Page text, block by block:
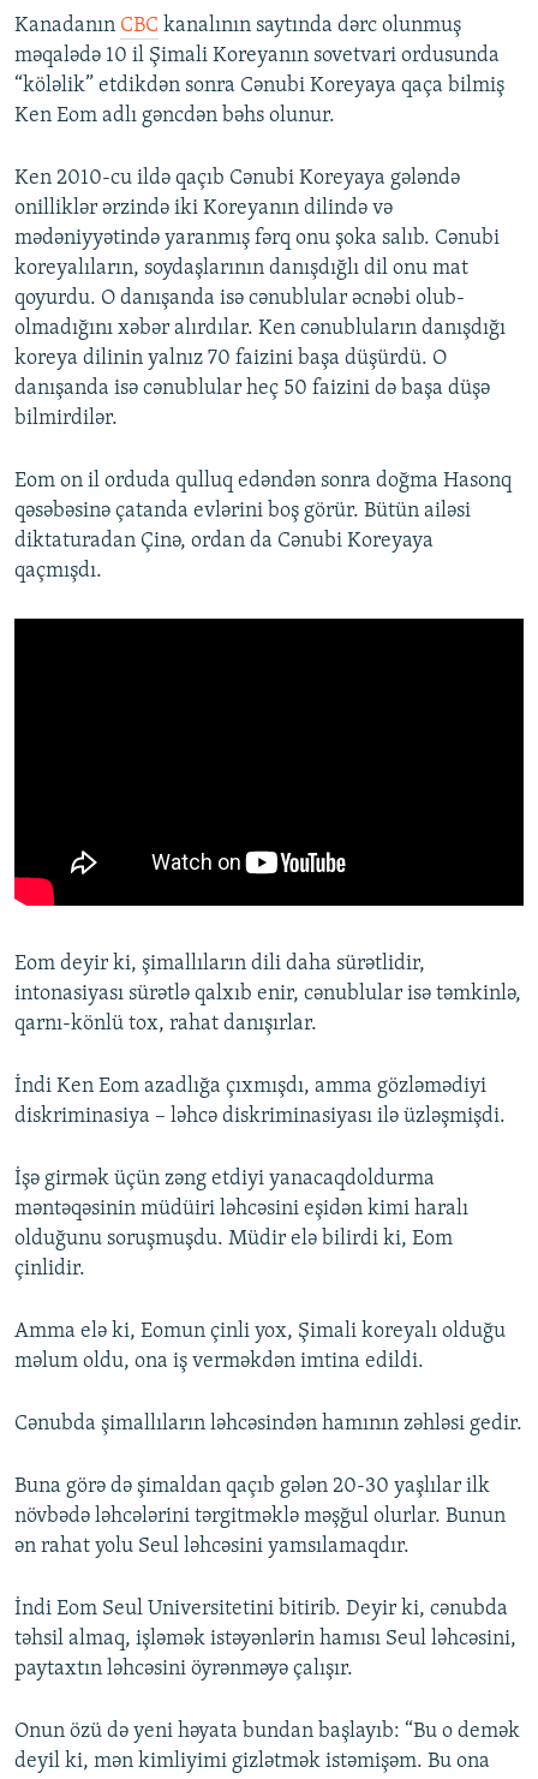
Kanadanın CBC kanalının saytında dərc olunmuş
məqalədə 10 il Şimali Koreyanın sovetvari ordusunda
“köləlik” etdikdən sonra Cənubi Koreyaya qaça bilmiş
Ken Eom adlı gəncdən bəhs olunur.
Ken 2010-cu ildə qaçıb Cənubi Koreyaya gələndə
onilliklər ərzində iki Koreyanın dilində və
mədəniyyətində yaranmış fərq onu şoka salıb. Cənubi
koreyalıların, soydaşlarının danışdığlı dil onu mat
qoyurdu. O danışanda isə cənublular əcnəbi olub-
olmadığını xəbər alırdılar. Ken cənubluların danışdığı
koreya dilinin yalnız 70 faizini başa düşürdü. O
danışanda isə cənublular heç 50 faizini də başa düşə
bilmirdilər.
Eom on il orduda qulluq edəndən sonra doğma Hasonq
qəsəbəsinə çatanda evlərini boş görür. Bütün ailəsi
diktaturadan Çinə, ordan da Cənubi Koreyaya
qaçmışdı.
Eom deyir ki, şimallıların dili daha sürətlidir,
intonasiyası sürətlə qalxıb enir, cənublular isə təmkinlə,
qarnı-könlü tox, rahat danışırlar.
İndi Ken Eom azadlığa çıxmışdı, amma gözləmədiyi
diskriminasiya – ləhcə diskriminasiyası ilə üzləşmişdi.
İşə girmək üçün zəng etdiyi yanacaqdoldurma
məntəqəsinin müdüiri ləhcəsini eşidən kimi haralı
olduğunu soruşmuşdu. Müdir elə bilirdi ki, Eom
çinlidir.
Amma elə ki, Eomun çinli yox, Şimali koreyalı olduğu
məlum oldu, ona iş verməkdən imtina edildi.
Cənubda şimallıların ləhcəsindən hamının zəhləsi gedir.
Buna görə də şimaldan qaçıb gələn 20-30 yaşlılar ilk
növbədə ləhcələrini tərgitməklə məşğul olurlar. Bunun
ən rahat yolu Seul ləhcəsini yamsılamaqdır.
İndi Eom Seul Universitetini bitirib. Deyir ki, cənubda
təhsil almaq, işləmək istəyənlərin hamısı Seul ləhcəsini,
paytaxtın ləhcəsini öyrənməyə çalışır.
Onun özü də yeni həyata bundan başlayıb: “Bu o demək
deyil ki, mən kimliyimi gizlətmək istəmişəm. Bu ona